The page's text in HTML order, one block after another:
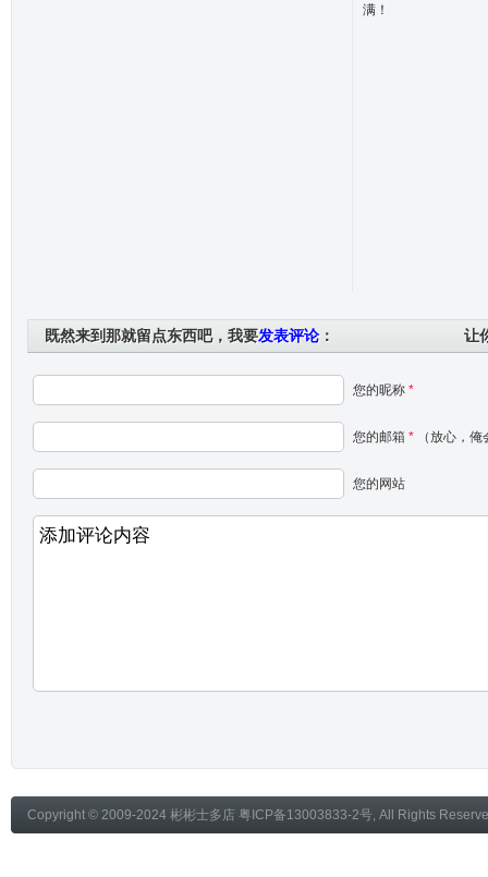
满！
既然来到那就留点东西吧，我要发表评论： 让
您的昵称 *
您的邮箱 * （放心，
您的网站
Copyright © 2009-2024 彬彬士多店 粤ICP备13003833-2号, All Rights